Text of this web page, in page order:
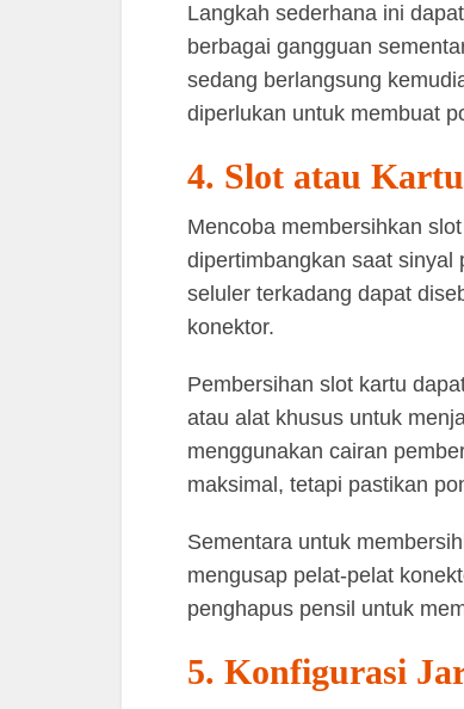
Langkah sederhana ini
berbagai gangguan
sedang berlangsung
diperlukan untuk membuat
4. Slot atau
Mencoba membersihkan
dipertimbangkan saat sinyal
seluler terkadang dapat
konektor.
Pembersihan slot kartu
atau alat khusus untuk
menggunakan cairan
maksimal, tetapi pastikan
Sementara untuk
mengusap pelat-pelat
penghapus pensil untuk
5. Konfigurasi